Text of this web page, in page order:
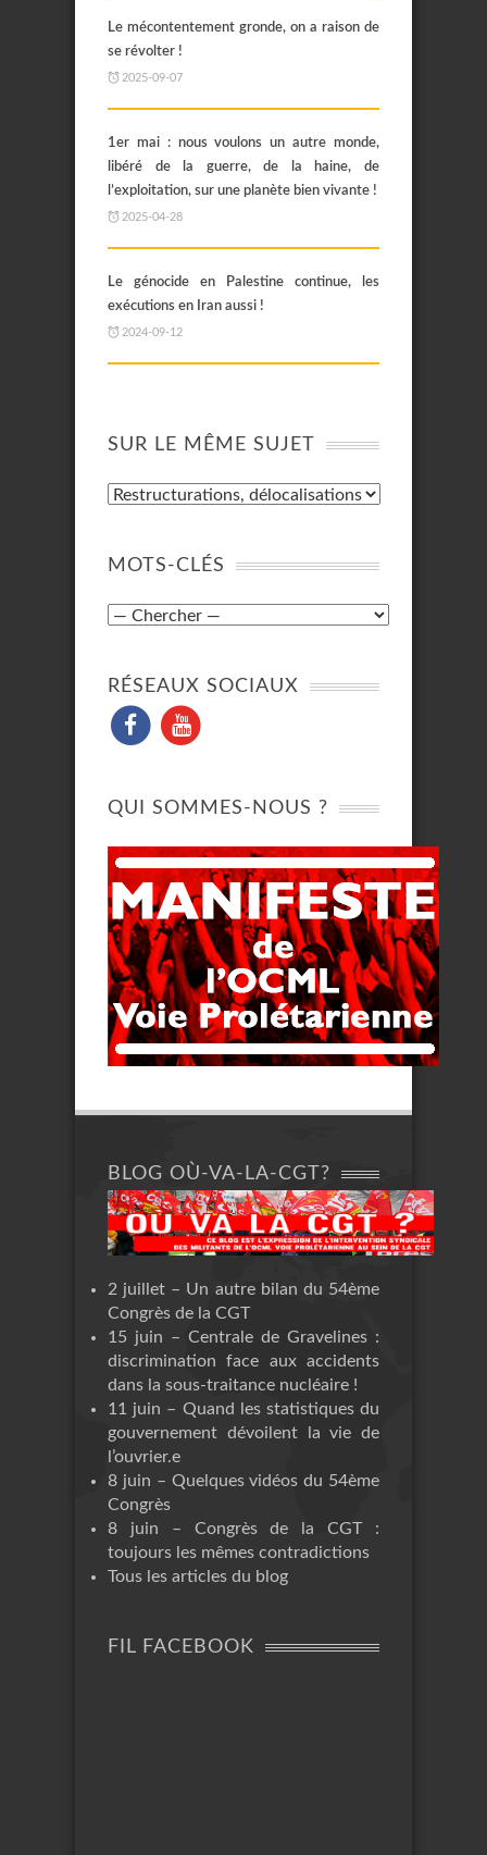
Le mécontentement gronde, on a raison de
se révolter !
2025-09-07
1er mai : nous voulons un autre monde,
libéré de la guerre, de la haine, de
l’exploitation, sur une planète bien vivante !
2025-04-28
Le génocide en Palestine continue, les
exécutions en Iran aussi !
2024-09-12
SUR LE MÊME SUJET
MOTS-CLÉS
RÉSEAUX SOCIAUX
QUI SOMMES-NOUS ?
BLOG OÙ-VA-LA-CGT?
2 juillet – Un autre bilan du 54ème
Congrès de la CGT
15 juin – Centrale de Gravelines :
discrimination face aux accidents
dans la sous-traitance nucléaire !
11 juin – Quand les statistiques du
gouvernement dévoilent la vie de
l’ouvrier.e
8 juin – Quelques vidéos du 54ème
Congrès
8 juin – Congrès de la CGT :
toujours les mêmes contradictions
Tous les articles du blog
FIL FACEBOOK